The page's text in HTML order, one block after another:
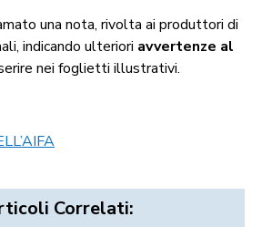
una nota, rivolta ai produttori di
indicando ulteriori avvertenze al
nei foglietti illustrativi.
Correlati: